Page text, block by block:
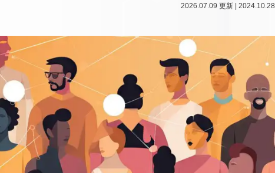
2026.07.09 更新 | 2024.10.28